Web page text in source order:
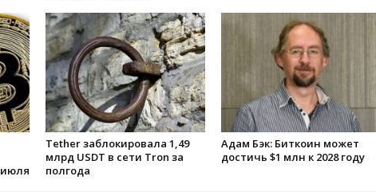
июля
Tether заблокировала 1,49
млрд USDT в сети Tron за
полгода
Адам Бэк: Биткоин может
достичь $1 млн к 2028 году